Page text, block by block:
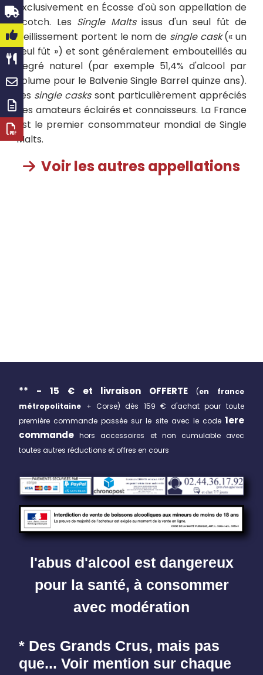
exclusivement en Écosse d'où son appellation de
Scotch. Les Single Maltsissus d'un seul fût de
vieillissement portent le nom de single cask(« un
seul fût ») et sont généralement embouteillés au
degré naturel (par exemple 51,4% d'alcool par
volume pour le Balvenie Single Barrel quinze ans).
Les single caskssont particulièrement appréciés
des amateurs éclairés et connaisseurs. La France
est le premier consommateur mondial de Single
Malts.
 Voir les autres appellations
** - 15 € et livraison OFFERTE (en france
métropolitaine + Corse) dès 159 € d'achat pour toute
première commande passée sur le site avec le code 1ere
commande hors accessoires et non cumulable avec
toutes autres réductions et offres en cours
l'abus d'alcool est dangereux
pour la santé, à consommer
avec modération
* Des Grands Crus, mais pas
que... Voir mention sur chaque